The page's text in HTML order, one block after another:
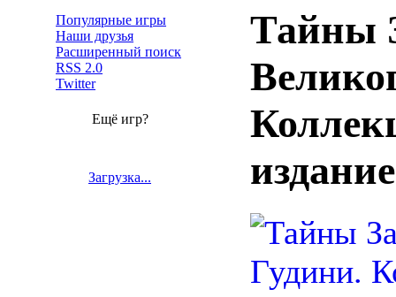
Популярные игры
Наши друзья
Расширенный поиск
RSS 2.0
Twitter
Ещё игр?
Загрузка...
Тайны
издание